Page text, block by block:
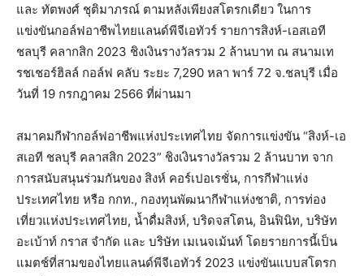
และ ทัตพงศ์ ชุติมาภรณ์​ ตามหลังเพียงสโตรกเดียว ในการ
แข่งขันกอล์ฟอาชีพไทยแลนด์พีจีเอทัวร์ รายการสิงห์-เอสเอที
ชลบุรี คลากสิก 2023 ชิงเงินรางวัลรวม 2 ล้านบาท ณ สนามเท
รชเชอร์ฮิลล์ กอล์ฟ คลับ ระยะ 7,290 หลา พาร์ 72 จ.ชลบุรี เมื่อ
วันที่ 19 กรกฎาคม 2566 ที่ผ่านมา
สมาคมกีฬากอล์ฟอาชีพแห่งประเทศไทย จัดการแข่งขัน “สิงห์-เอ
สเอที ชลบุรี คลาสสิก 2023” ชิงเงินรางวัลรวม 2 ล้านบาท จาก
การสนับสนุนร่วมกันของ สิงห์ คอร์เปอเรชั่น, การกีฬาแห่ง
ประเทศไทย หรือ กกท., กองทุนพัฒนากีฬาแห่งชาติ, การท่อง
เที่ยวแห่งประเทศไทย, น้ำดื่มสิงห์, บริดจสโตน, อินฟินิท, บริษัท
อะเบ้าท์ กราส จำกัด และ บริษัท เมเนจเม้นท์ โดยรายการนี้เป็น
แมตช์ที่สามของไทยแลนด์พีจีเอทัวร์ 2023 แข่งขันแบบสโตรก